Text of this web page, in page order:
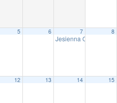
5 6 7
Jesienna Otwarte
8
12 13 14 15